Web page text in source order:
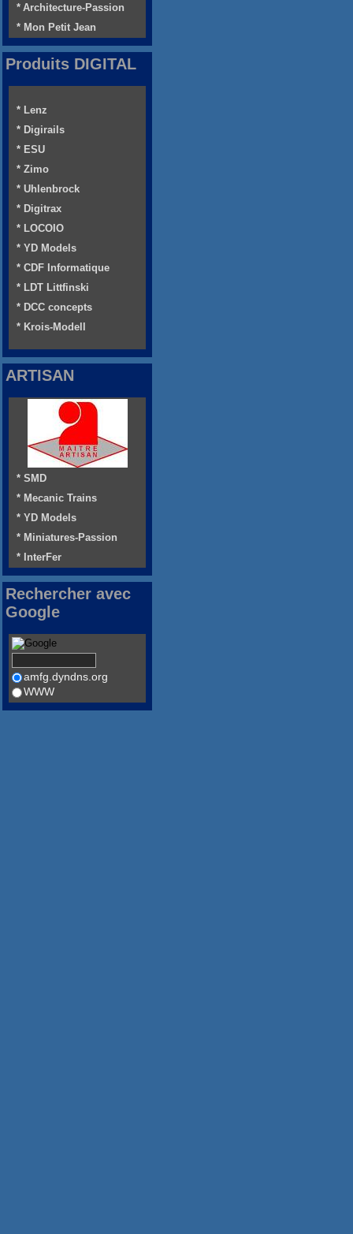
* Architecture-Passion
* Mon Petit Jean
Produits DIGITAL
* Lenz
* Digirails
* ESU
* Zimo
* Uhlenbrock
* Digitrax
* LOCOIO
* YD Models
* CDF Informatique
* LDT Littfinski
* DCC concepts
* Krois-Modell
ARTISAN
* SMD
* Mecanic Trains
* YD Models
* Miniatures-Passion
* InterFer
Rechercher avec
Google
amfg.dyndns.org
WWW